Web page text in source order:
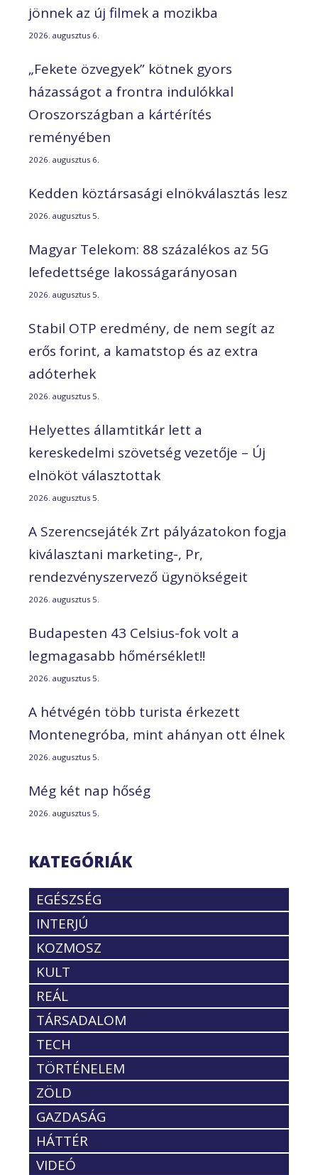
jönnek az új filmek a mozikba
2026. augusztus 6.
„Fekete özvegyek” kötnek gyors
házasságot a frontra indulókkal
Oroszországban a kártérítés
reményében
2026. augusztus 6.
Kedden köztársasági elnökválasztás lesz
2026. augusztus 5.
Magyar Telekom: 88 százalékos az 5G
lefedettsége lakosságarányosan
2026. augusztus 5.
Stabil OTP eredmény, de nem segít az
erős forint, a kamatstop és az extra
adóterhek
2026. augusztus 5.
Helyettes államtitkár lett a
kereskedelmi szövetség vezetője – Új
elnököt választottak
2026. augusztus 5.
A Szerencsejáték Zrt pályázatokon fogja
kiválasztani marketing-, Pr,
rendezvényszervező ügynökségeit
2026. augusztus 5.
Budapesten 43 Celsius-fok volt a
legmagasabb hőmérséklet!!
2026. augusztus 5.
A hétvégén több turista érkezett
Montenegróba, mint ahányan ott élnek
2026. augusztus 5.
Még két nap hőség
2026. augusztus 5.
KATEGÓRIÁK
EGÉSZSÉG
INTERJÚ
KOZMOSZ
KULT
REÁL
TÁRSADALOM
TECH
TÖRTÉNELEM
ZÖLD
GAZDASÁG
HÁTTÉR
VIDEÓ